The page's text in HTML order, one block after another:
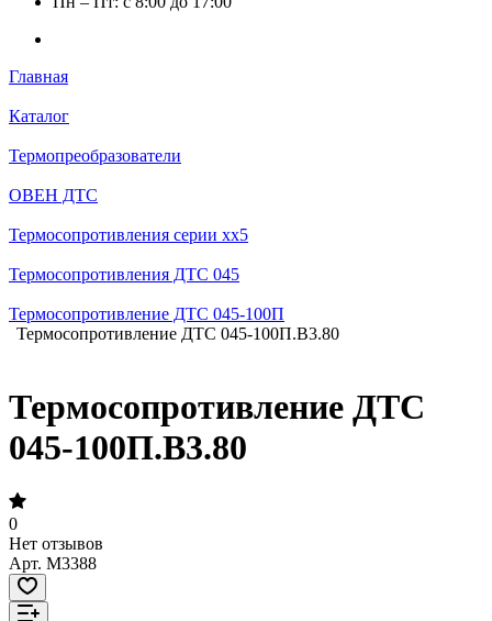
Главная
Каталог
Термопреобразователи
ОВЕН ДТС
Термосопротивления серии хх5
Термосопротивления ДТС 045
Термосопротивление ДТС 045-100П
Термосопротивление ДТС 045-100П.В3.80
Термосопротивление ДТС
045-100П.В3.80
0
Нет отзывов
Арт. M3388